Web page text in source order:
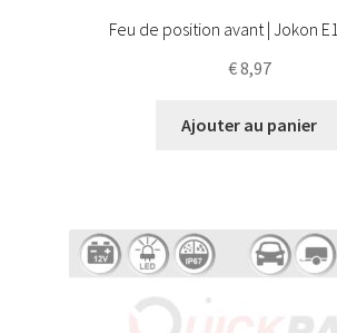
Feu de position avant | Jokon
€8,97
Ajouter au panier